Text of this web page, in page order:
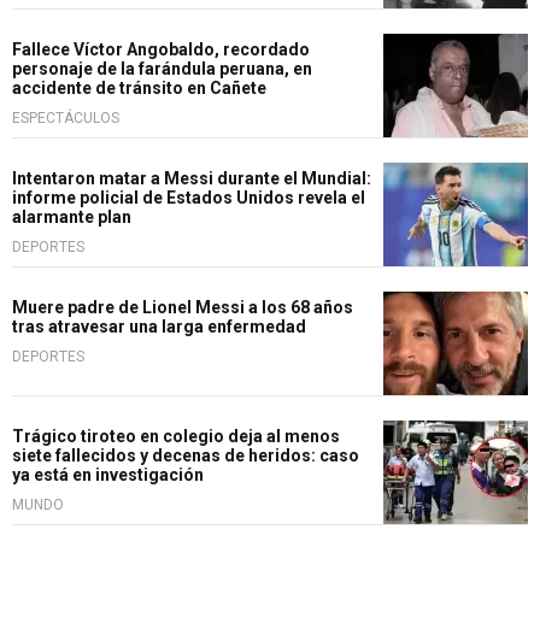
Fallece Víctor Angobaldo, recordado
personaje de la farándula peruana, en
accidente de tránsito en Cañete
ESPECTÁCULOS
Intentaron matar a Messi durante el Mundial:
informe policial de Estados Unidos revela el
alarmante plan
DEPORTES
Muere padre de Lionel Messi a los 68 años
tras atravesar una larga enfermedad
DEPORTES
Trágico tiroteo en colegio deja al menos
siete fallecidos y decenas de heridos: caso
ya está en investigación
MUNDO